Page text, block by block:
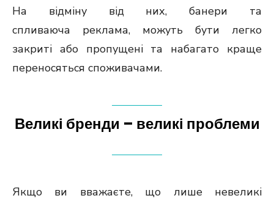
На відміну від них, банери та
спливаюча реклама, можуть бути легко
закриті або пропущені та набагато краще
переносяться споживачами.
Великі бренди – великі проблеми
Якщо ви вважаєте, що лише невеликі